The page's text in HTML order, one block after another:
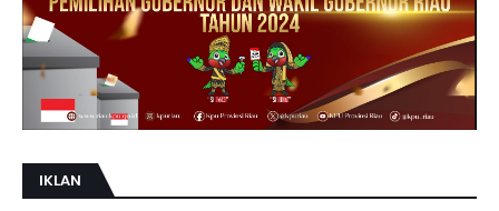
IKLAN